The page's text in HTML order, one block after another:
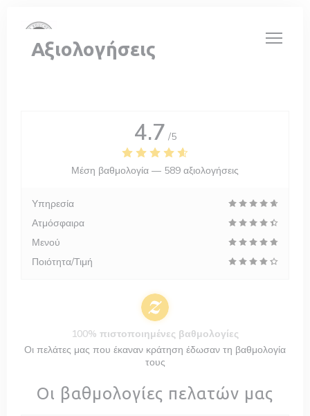
Αξιολογήσεις
Οι βαθμολογίες πελατών μας
4.7 /5
Μέση βαθμολογία — 589 αξιολογήσεις
Υπηρεσία
Ατμόσφαιρα
Μενού
Ποιότητα/Τιμή
100% πιστοποιημένες βαθμολογίες
Οι πελάτες μας που έκαναν κράτηση έδωσαν τη βαθμολογία
τους